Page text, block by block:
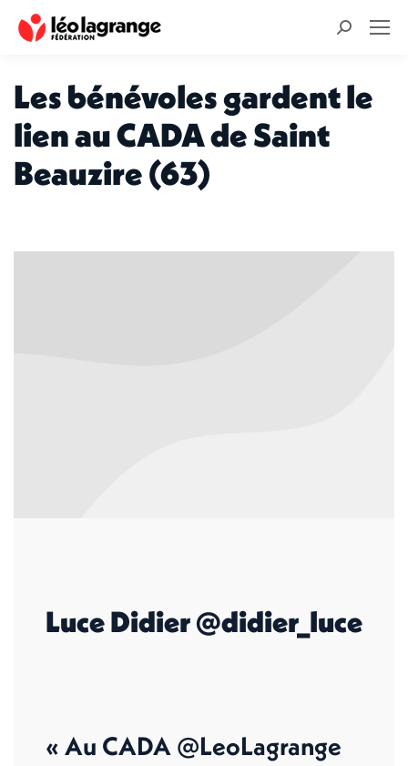
Recherche
Les bénévoles gardent le
lien au CADA de Saint
Beauzire (63)
Luce Didier @didier_luce
« Au CADA @LeoLagrange